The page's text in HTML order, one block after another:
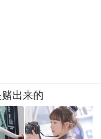
出来的